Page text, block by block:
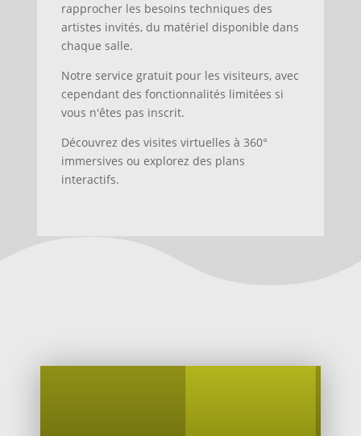
rapprocher les besoins techniques des
artistes invités, du matériel disponible dans
chaque salle.
Notre service gratuit pour les visiteurs, avec
cependant des fonctionnalités limitées si
vous n'êtes pas inscrit.
Découvrez des visites virtuelles à 360°
immersives ou explorez des plans
interactifs.